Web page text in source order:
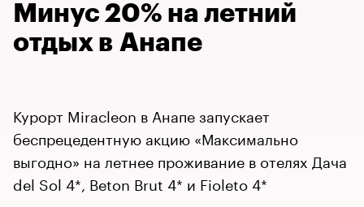
Минус 20% на летний
отдых в Анапе
Курорт Miracleon в Анапе запускает
беспрецедентную акцию «Максимально
выгодно» на летнее проживание в отелях Дача
del Sol 4*, Beton Brut 4* и Fioleto 4*